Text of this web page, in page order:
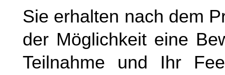
Sie erhalten nach dem
der Möglichkeit eine
Teilnahme und Ihr